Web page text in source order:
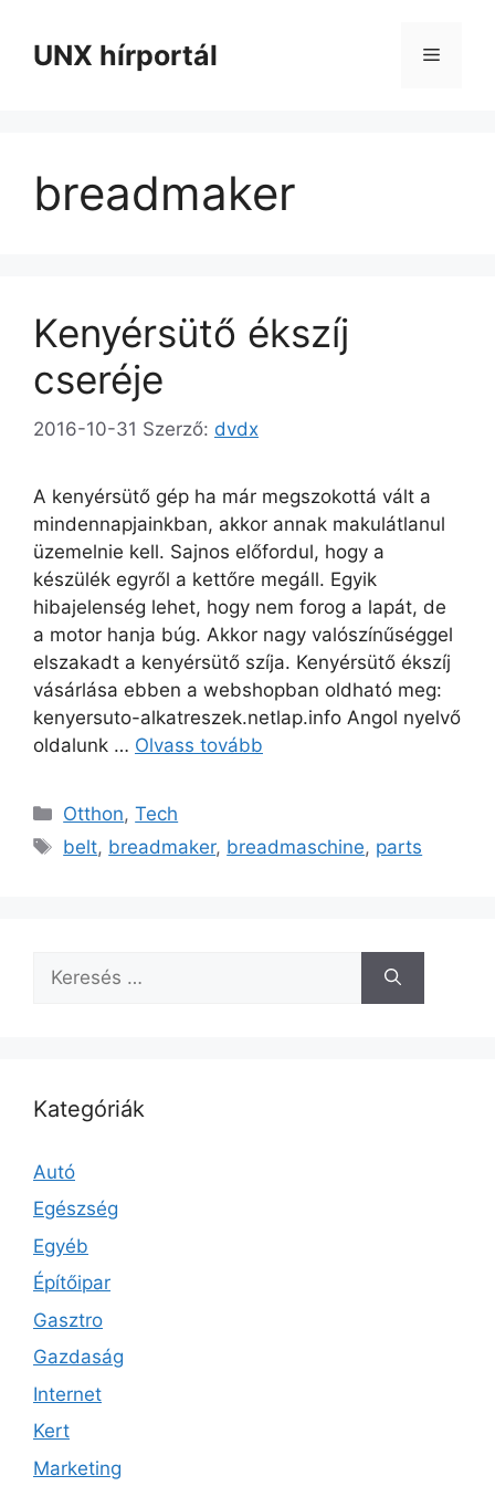
tartalomba
UNX hírportál Menü
breadmaker
Kenyérsütő ékszíj
cseréje
2016-10-31 Szerző: dvdx
A kenyérsütő gép ha már megszokottá vált a
mindennapjainkban, akkor annak makulátlanul
üzemelnie kell. Sajnos előfordul, hogy a
készülék egyről a kettőre megáll. Egyik
hibajelenség lehet, hogy nem forog a lapát, de
a motor hanja búg. Akkor nagy valószínűséggel
elszakadt a kenyérsütő szíja. Kenyérsütő ékszíj
vásárlása ebben a webshopban oldható meg:
kenyersuto-alkatreszek.netlap.info Angol nyelvő
oldalunk … Olvass tovább
Kategória
Otthon,Tech
Címkék
belt, breadmaker, breadmaschine, parts
Keresés:
Kategóriák
Autó
Egészség
Egyéb
Építőipar
Gasztro
Gazdaság
Internet
Kert
Marketing